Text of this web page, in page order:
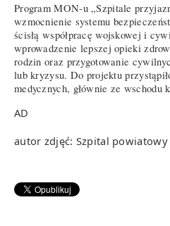
Program MON-u „Szpitale
wzmocnienie systemu
ścisłą współpracę wojskowej i
wprowadzenie lepszej opieki
rodzin oraz przygotowanie
lub kryzysu. Do projektu
medycznych, głównie ze wschodu
AD
autor zdjęć: Szpital